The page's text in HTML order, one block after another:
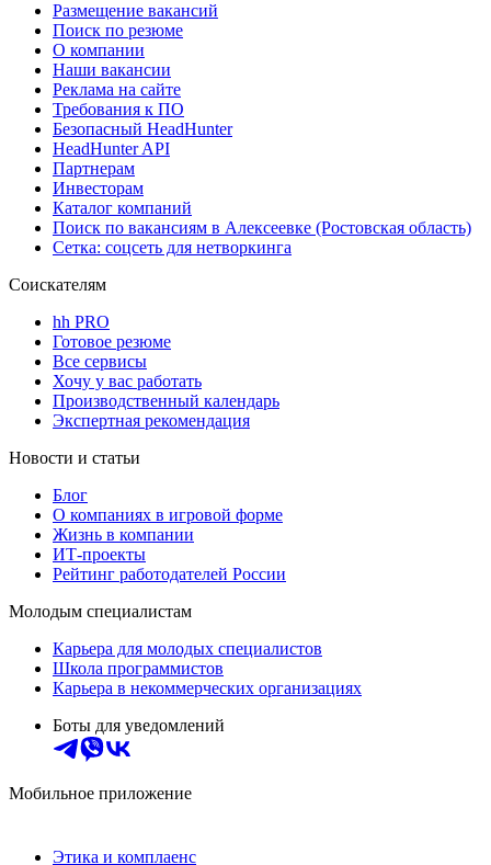
Размещение вакансий
Поиск по резюме
О компании
Наши вакансии
Реклама на сайте
Требования к ПО
Безопасный HeadHunter
HeadHunter API
Партнерам
Инвесторам
Каталог компаний
Поиск по вакансиям в Алексеевке (Ростовская область)
Сетка: соцсеть для нетворкинга
Соискателям
hh PRO
Готовое резюме
Все сервисы
Хочу у вас работать
Производственный календарь
Экспертная рекомендация
Новости и статьи
Блог
О компаниях в игровой форме
Жизнь в компании
ИТ-проекты
Рейтинг работодателей России
Молодым специалистам
Карьера для молодых специалистов
Школа программистов
Карьера в некоммерческих организациях
Боты для уведомлений
Мобильное приложение
Этика и комплаенс